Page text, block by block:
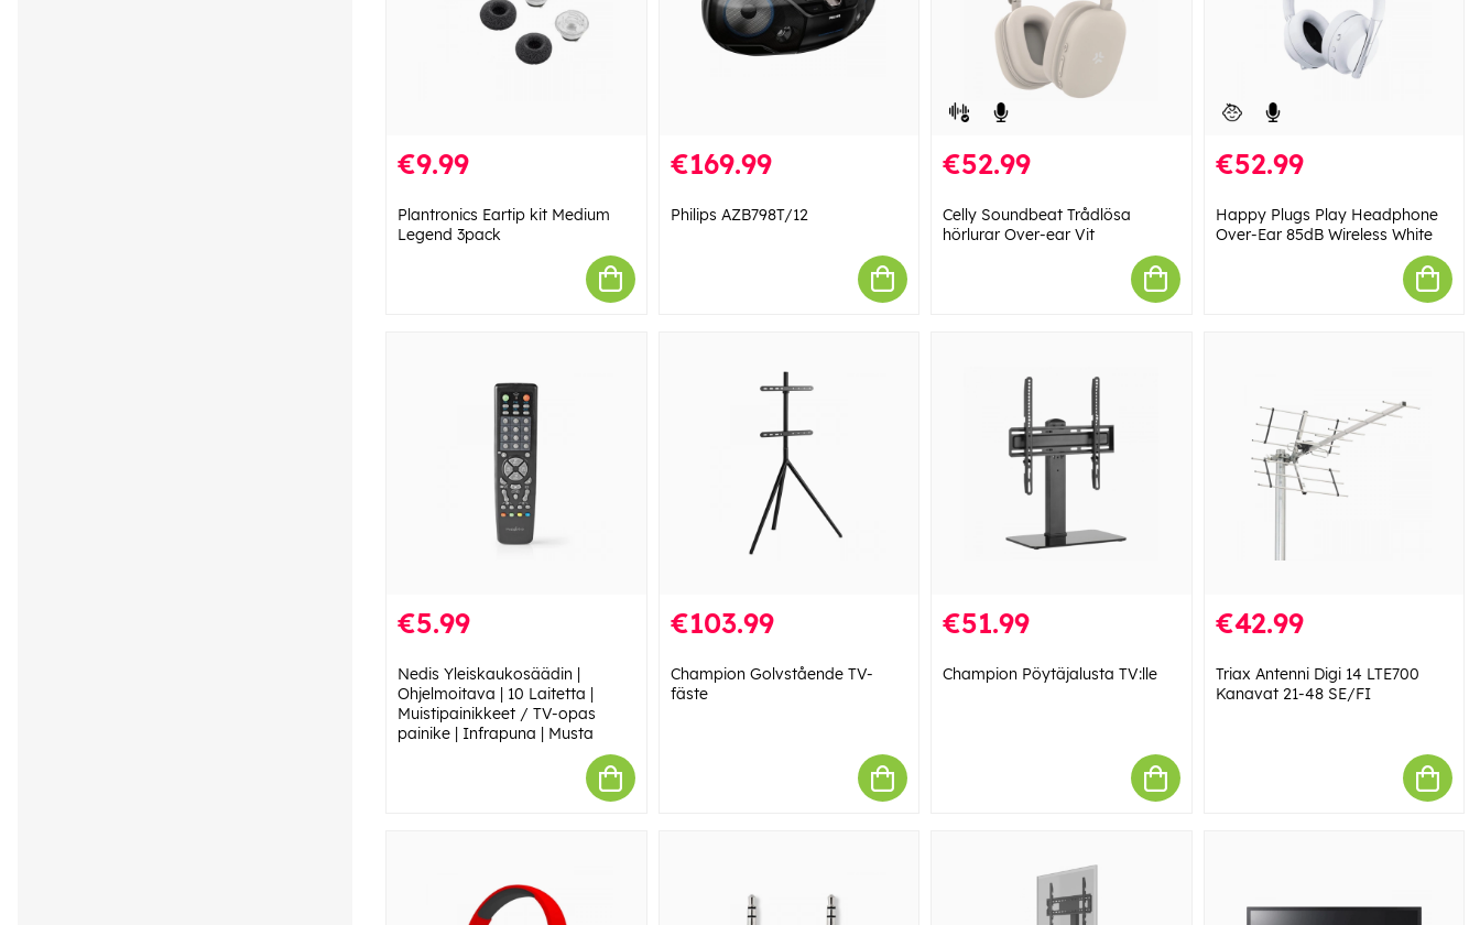
€9.99
Plantronics Eartip kit Medium
Legend 3pack
€169.99
Philips AZB798T/12
€52.99
Celly Soundbeat Trådlösa
hörlurar Over-ear Vit
€52.99
Happy Plugs Play Headphone
Over-Ear 85dB Wireless White
€5.99
Nedis Yleiskaukosäädin |
Ohjelmoitava | 10 Laitetta |
Muistipainikkeet / TV-opas
painike | Infrapuna | Musta
€103.99
Champion Golvstående TV-
fäste
€51.99
Champion Pöytäjalusta TV:lle
€42.99
Triax Antenni Digi 14 LTE700
Kanavat 21-48 SE/FI